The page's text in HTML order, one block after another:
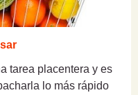
tarea placentera y es
lo más rápido